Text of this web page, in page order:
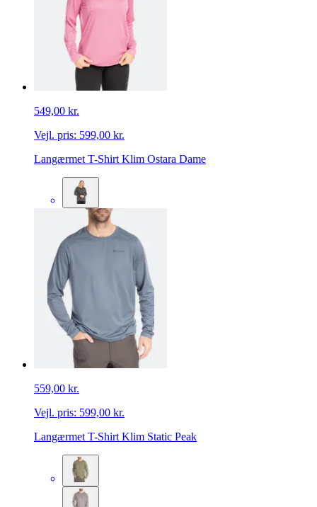
549,00 kr.
Vejl. pris: 599,00 kr.
Langærmet T-Shirt Klim Ostara Dame
559,00 kr.
Vejl. pris: 599,00 kr.
Langærmet T-Shirt Klim Static Peak